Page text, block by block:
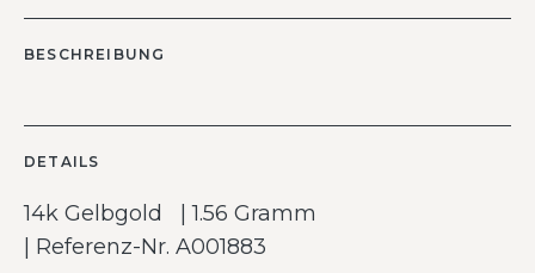
BESCHREIBUNG
DETAILS
14k Gelbgold | 1.56 Gramm
| Referenz-Nr. A001883